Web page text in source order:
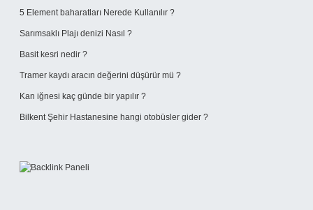
5 Element baharatları Nerede Kullanılır ?
Sarımsaklı Plajı denizi Nasıl ?
Basit kesri nedir ?
Tramer kaydı aracın değerini düşürür mü ?
Kan iğnesi kaç günde bir yapılır ?
Bilkent Şehir Hastanesine hangi otobüsler gider ?